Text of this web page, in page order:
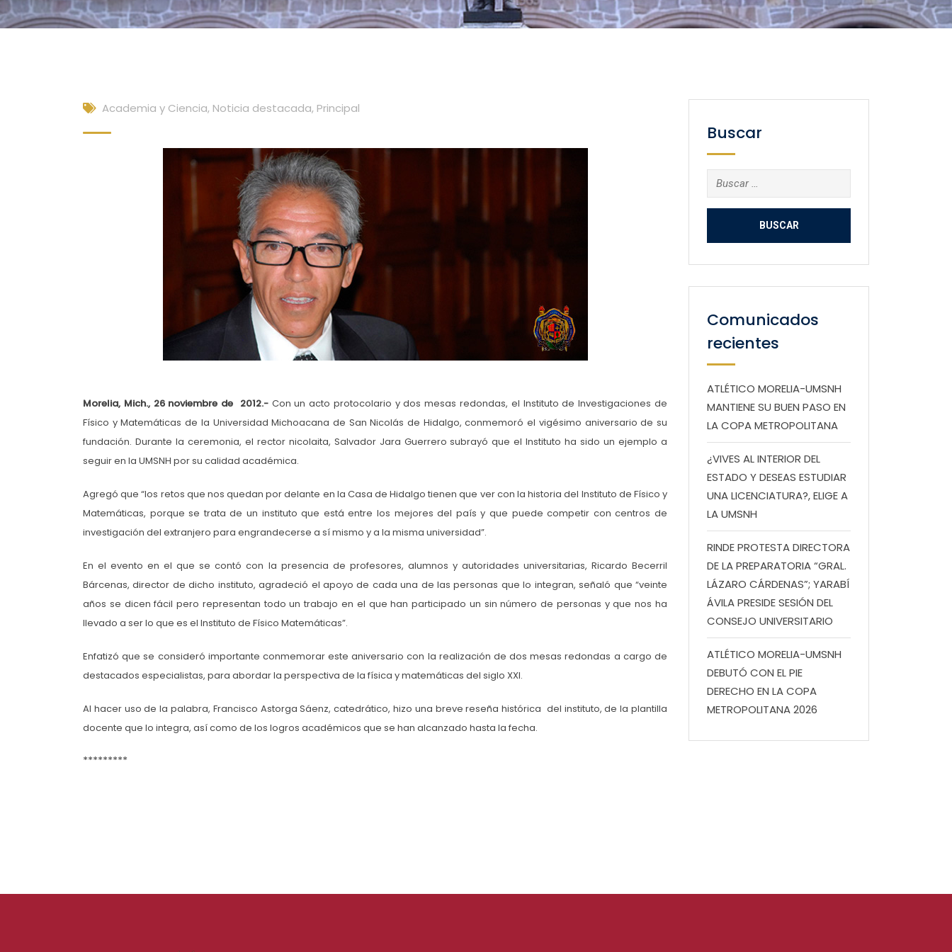
Academia y Ciencia, Noticia destacada, Principal
Morelia, Mich., 26 noviembre de 2012.- Con un acto protocolario y dos mesas redondas, el Instituto de Investigaciones de
Físico y Matemáticas de la Universidad Michoacana de San Nicolás de Hidalgo, conmemoró el vigésimo aniversario de su
fundación. Durante la ceremonia, el rector nicolaita, Salvador Jara Guerrero subrayó que el Instituto ha sido un ejemplo a
seguir en la UMSNH por su calidad académica.
Agregó que “los retos que nos quedan por delante en la Casa de Hidalgo tienen que ver con la historia del Instituto de Físico y
Matemáticas, porque se trata de un instituto que está entre los mejores del país y que puede competir con centros de
investigación del extranjero para engrandecerse a sí mismo y a la misma universidad”.
En el evento en el que se contó con la presencia de profesores, alumnos y autoridades universitarias, Ricardo Becerril
Bárcenas, director de dicho instituto, agradeció el apoyo de cada una de las personas que lo integran, señaló que “veinte
años se dicen fácil pero representan todo un trabajo en el que han participado un sin número de personas y que nos ha
llevado a ser lo que es el Instituto de Físico Matemáticas”.
Enfatizó que se consideró importante conmemorar este aniversario con la realización de dos mesas redondas a cargo de
destacados especialistas, para abordar la perspectiva de la física y matemáticas del siglo XXI.
Al hacer uso de la palabra, Francisco Astorga Sáenz, catedrático, hizo una breve reseña histórica del instituto, de la plantilla
docente que lo integra, así como de los logros académicos que se han alcanzado hasta la fecha.
*********
Buscar
Buscar:
Comunicados
recientes
ATLÉTICO MORELIA-UMSNH
MANTIENE SU BUEN PASO EN
LA COPA METROPOLITANA
¿VIVES AL INTERIOR DEL
ESTADO Y DESEAS ESTUDIAR
UNA LICENCIATURA?, ELIGE A
LA UMSNH
RINDE PROTESTA DIRECTORA
DE LA PREPARATORIA “GRAL.
LÁZARO CÁRDENAS”; YARABÍ
ÁVILA PRESIDE SESIÓN DEL
CONSEJO UNIVERSITARIO
ATLÉTICO MORELIA-UMSNH
DEBUTÓ CON EL PIE
DERECHO EN LA COPA
METROPOLITANA 2026